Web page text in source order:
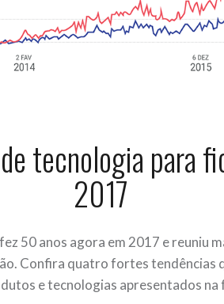
tecnologia para
2017
50 anos agora em 2017 e reuniu
Confira quatro fortes tendências
e tecnologias apresentados na